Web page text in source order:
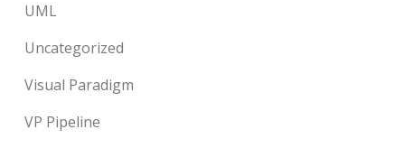
UML
Uncategorized
Visual Paradigm
VP Pipeline